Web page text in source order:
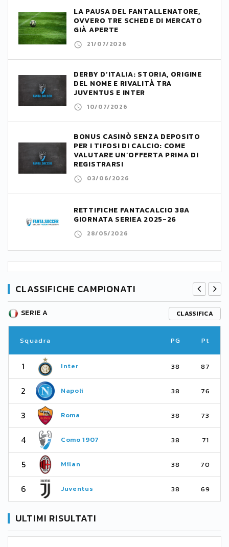
LA PAUSA DEL FANTALLENATORE,
OVVERO TRE SCHEDE DI MERCATO
GIÀ APERTE
21/07/2026
DERBY D’ITALIA: STORIA, ORIGINE
DEL NOME E RIVALITÀ TRA
JUVENTUS E INTER
10/07/2026
BONUS CASINÒ SENZA DEPOSITO
PER I TIFOSI DI CALCIO: COME
VALUTARE UN’OFFERTA PRIMA DI
REGISTRARSI
03/06/2026
RETTIFICHE FANTACALCIO 38A
GIORNATA SERIEA 2025-26
28/05/2026
CLASSIFICHE CAMPIONATI
SERIE A CLASSIFICA
Squadra PG Pt
1 Inter 38 87
2 Napoli 38 76
3 Roma 38 73
4 Como 1907 38 71
5 Milan 38 70
6 Juventus 38 69
ULTIMI RISULTATI